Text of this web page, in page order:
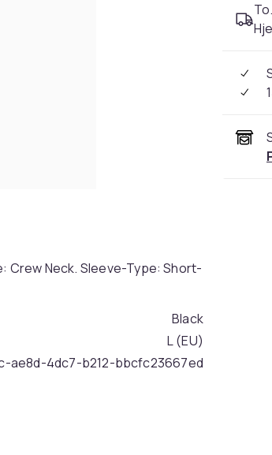
Crew Neck. Sleeve-Type: Short-
Black
L (EU)
ae8d-4dc7-b212-bbcfc23667ed